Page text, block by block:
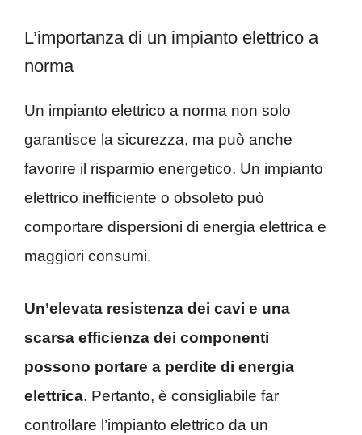
L’importanza di un impianto elettrico a
norma
Un impianto elettrico a norma non solo
garantisce la sicurezza, ma può anche
favorire il risparmio energetico. Un impianto
elettrico inefficiente o obsoleto può
comportare dispersioni di energia elettrica e
maggiori consumi.
Un’elevata resistenza dei cavi e una
scarsa efficienza dei componenti
possono portare a perdite di energia
elettrica. Pertanto, è consigliabile far
controllare l’impianto elettrico da un